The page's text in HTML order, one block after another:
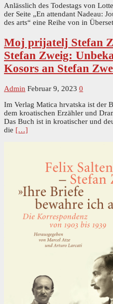
Anlässlich des Todestags von
der Seite „En attendant Nadeau:
des arts“ eine Reihe von in
Moj prijatelj Stefan
Stefan Zweig:
Kosors an Stefan
Admin Februar 9, 2023 0
Im Verlag Matica hrvatska ist der
dem kroatischen Erzähler und
Das Buch ist in kroatischer und
die […]